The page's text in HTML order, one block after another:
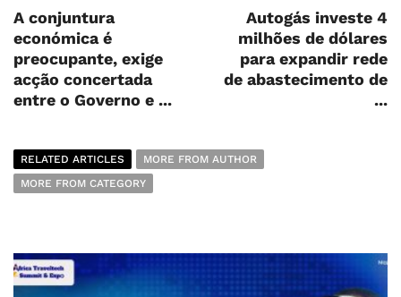
A conjuntura
económica é
preocupante, exige
acção concertada
entre o Governo e ...
Autogás investe 4
milhões de dólares
para expandir rede
de abastecimento de
...
RELATED ARTICLES
MORE FROM AUTHOR
MORE FROM CATEGORY